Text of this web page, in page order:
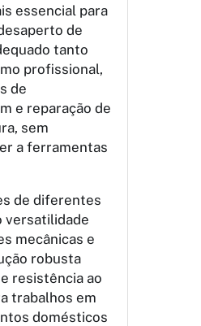
essencial para
de
tanto
profissional,
de
e reparação de
sem
a ferramentas
de diferentes
versatilidade
mecânicas e
robusta
resistência ao
trabalhos em
domésticos